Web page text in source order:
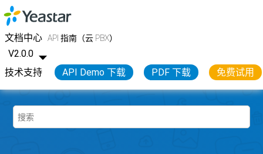
跳转到主要内容
文档中心 API 指南（云 PBX）
V2.0.0
技术支持
API Demo 下载 PDF 下载 免费试用
Yeastar API 开发手册